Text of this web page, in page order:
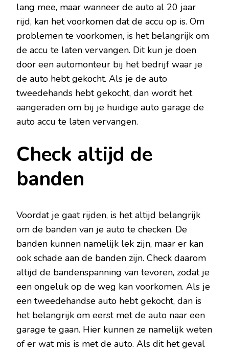
lang mee, maar wanneer de auto al 20 jaar
rijd, kan het voorkomen dat de accu op is. Om
problemen te voorkomen, is het belangrijk om
de accu te laten vervangen. Dit kun je doen
door een automonteur bij het bedrijf waar je
de auto hebt gekocht. Als je de auto
tweedehands hebt gekocht, dan wordt het
aangeraden om bij je huidige auto garage de
auto accu te laten vervangen.
Check altijd de
banden
Voordat je gaat rijden, is het altijd belangrijk
om de banden van je auto te checken. De
banden kunnen namelijk lek zijn, maar er kan
ook schade aan de banden zijn. Check daarom
altijd de bandenspanning van tevoren, zodat je
een ongeluk op de weg kan voorkomen. Als je
een tweedehandse auto hebt gekocht, dan is
het belangrijk om eerst met de auto naar een
garage te gaan. Hier kunnen ze namelijk weten
of er wat mis is met de auto. Als dit het geval